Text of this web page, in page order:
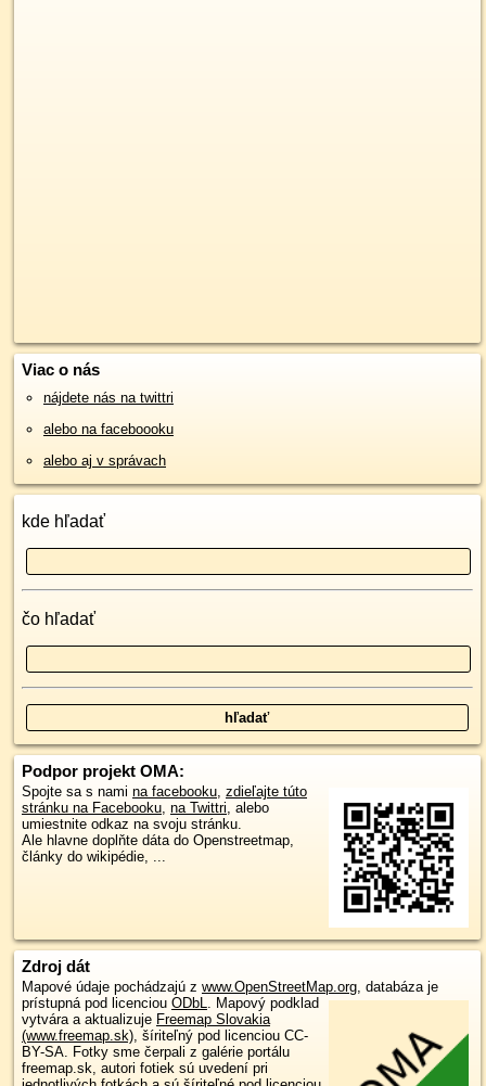
Viac o nás
nájdete nás na twittri
alebo na faceboooku
alebo aj v správach
kde hľadať
čo hľadať
Podpor projekt OMA:
Spojte sa s nami na facebooku, zdieľajte túto
stránku na Facebooku, na Twittri, alebo
umiestnite odkaz na svoju stránku.
Ale hlavne doplňte dáta do Openstreetmap,
články do wikipédie, ...
Zdroj dát
Mapové údaje pochádzajú z www.OpenStreetMap.org, databáza je
prístupná pod licenciou ODbL. Mapový podklad
vytvára a aktualizuje Freemap Slovakia
(www.freemap.sk), šíriteľný pod licenciou CC-
BY-SA. Fotky sme čerpali z galérie portálu
freemap.sk, autori fotiek sú uvedení pri